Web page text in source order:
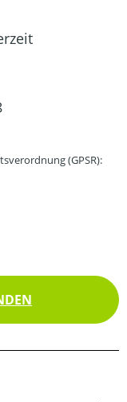
(GPSR):